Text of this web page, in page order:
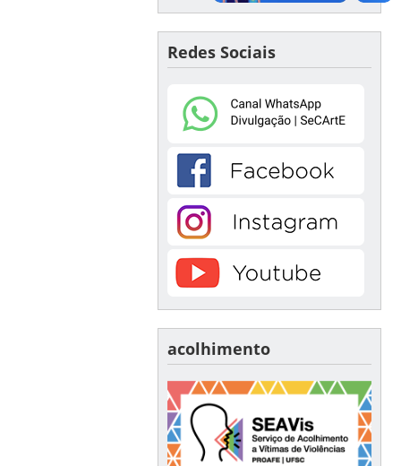
Redes Sociais
acolhimento